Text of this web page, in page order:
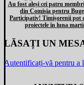
Au fost aleși cei patru
din Comisia pentru
Participativ! Timișorenii pot
proiectele în luna
LĂSAȚI UN
Autentificați-vă pentru a